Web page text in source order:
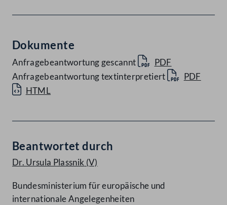
Dokumente
Anfragebeantwortung gescannt
PDF
Anfragebeantwortung textinterpretiert
PDF
HTML
Beantwortet durch
Dr. Ursula Plassnik (V)
Bundesministerium für europäische und
internationale Angelegenheiten